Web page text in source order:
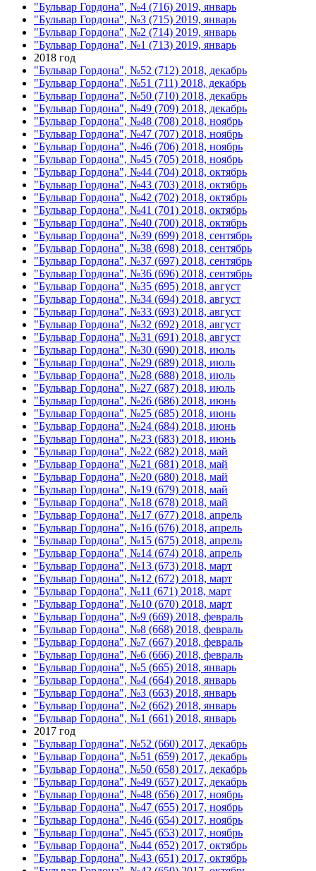
"Бульвар Гордона", №4 (716) 2019, январь
"Бульвар Гордона", №3 (715) 2019, январь
"Бульвар Гордона", №2 (714) 2019, январь
"Бульвар Гордона", №1 (713) 2019, январь
2018 год
"Бульвар Гордона", №52 (712) 2018, декабрь
"Бульвар Гордона", №51 (711) 2018, декабрь
"Бульвар Гордона", №50 (710) 2018, декабрь
"Бульвар Гордона", №49 (709) 2018, декабрь
"Бульвар Гордона", №48 (708) 2018, ноябрь
"Бульвар Гордона", №47 (707) 2018, ноябрь
"Бульвар Гордона", №46 (706) 2018, ноябрь
"Бульвар Гордона", №45 (705) 2018, ноябрь
"Бульвар Гордона", №44 (704) 2018, октябрь
"Бульвар Гордона", №43 (703) 2018, октябрь
"Бульвар Гордона", №42 (702) 2018, октябрь
"Бульвар Гордона", №41 (701) 2018, октябрь
"Бульвар Гордона", №40 (700) 2018, октябрь
"Бульвар Гордона", №39 (699) 2018, сентябрь
"Бульвар Гордона", №38 (698) 2018, сентябрь
"Бульвар Гордона", №37 (697) 2018, сентябрь
"Бульвар Гордона", №36 (696) 2018, сентябрь
"Бульвар Гордона", №35 (695) 2018, август
"Бульвар Гордона", №34 (694) 2018, август
"Бульвар Гордона", №33 (693) 2018, август
"Бульвар Гордона", №32 (692) 2018, август
"Бульвар Гордона", №31 (691) 2018, август
"Бульвар Гордона", №30 (690) 2018, июль
"Бульвар Гордона", №29 (689) 2018, июль
"Бульвар Гордона", №28 (688) 2018, июль
"Бульвар Гордона", №27 (687) 2018, июль
"Бульвар Гордона", №26 (686) 2018, июнь
"Бульвар Гордона", №25 (685) 2018, июнь
"Бульвар Гордона", №24 (684) 2018, июнь
"Бульвар Гордона", №23 (683) 2018, июнь
"Бульвар Гордона", №22 (682) 2018, май
"Бульвар Гордона", №21 (681) 2018, май
"Бульвар Гордона", №20 (680) 2018, май
"Бульвар Гордона", №19 (679) 2018, май
"Бульвар Гордона", №18 (678) 2018, май
"Бульвар Гордона", №17 (677) 2018, апрель
"Бульвар Гордона", №16 (676) 2018, апрель
"Бульвар Гордона", №15 (675) 2018, апрель
"Бульвар Гордона", №14 (674) 2018, апрель
"Бульвар Гордона", №13 (673) 2018, март
"Бульвар Гордона", №12 (672) 2018, март
"Бульвар Гордона", №11 (671) 2018, март
"Бульвар Гордона", №10 (670) 2018, март
"Бульвар Гордона", №9 (669) 2018, февраль
"Бульвар Гордона", №8 (668) 2018, февраль
"Бульвар Гордона", №7 (667) 2018, февраль
"Бульвар Гордона", №6 (666) 2018, февраль
"Бульвар Гордона", №5 (665) 2018, январь
"Бульвар Гордона", №4 (664) 2018, январь
"Бульвар Гордона", №3 (663) 2018, январь
"Бульвар Гордона", №2 (662) 2018, январь
"Бульвар Гордона", №1 (661) 2018, январь
2017 год
"Бульвар Гордона", №52 (660) 2017, декабрь
"Бульвар Гордона", №51 (659) 2017, декабрь
"Бульвар Гордона", №50 (658) 2017, декабрь
"Бульвар Гордона", №49 (657) 2017, декабрь
"Бульвар Гордона", №48 (656) 2017, ноябрь
"Бульвар Гордона", №47 (655) 2017, ноябрь
"Бульвар Гордона", №46 (654) 2017, ноябрь
"Бульвар Гордона", №45 (653) 2017, ноябрь
"Бульвар Гордона", №44 (652) 2017, октябрь
"Бульвар Гордона", №43 (651) 2017, октябрь